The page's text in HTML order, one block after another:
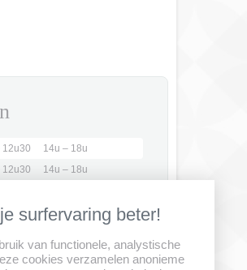
12u30
14u – 18u
12u30
14u – 18u
12u30
14u – 18u
surfervaring beter!
van functionele, analystische
cookies verzamelen anonieme